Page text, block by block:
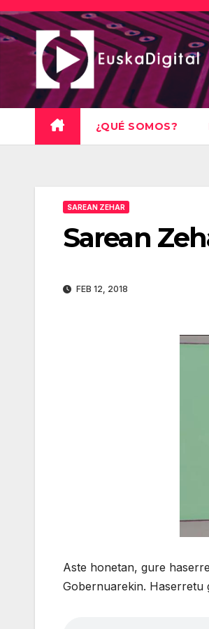
Saltar
al
contenido
¿QUÉ SOMOS?
SAREAN ZEHAR
Sarean
FEB 12, 2018
Aste honetan, gure
Gobernuarekin. Haserretu